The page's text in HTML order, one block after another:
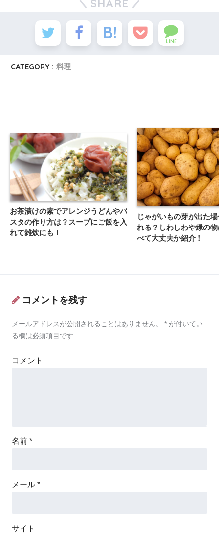
SHARE
LINE
CATEGORY : 料理
お茶漬けの素でアレンジうどんやパ
スタの作り方は？スープにご飯を入
れて雑炊にも！
じゃがいもの芽が出た
れる？しわしわや緑の
べて大丈夫か紹介！
コメントを残す
メールアドレスが公開されることはありません。 * が付いてい
る欄は必須項目です
コメント
名前 *
メール *
サイト